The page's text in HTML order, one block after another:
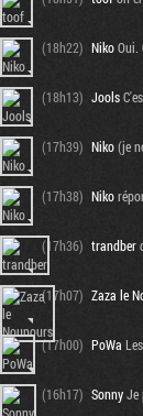
(18h22) NikoOui.
(18h13) Jools
(17h39) Niko(je
(17h38) Niko
(17h36) trandber
(17h07) Zaza le
(17h00) PoWa
(16h17) SonnyJe